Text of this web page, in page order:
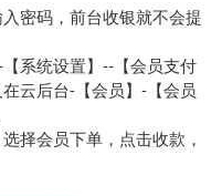
密码，前台收银就不会提
系统设置】--【会员支付
云后台-【会员】-【会员
择会员下单，点击收款，